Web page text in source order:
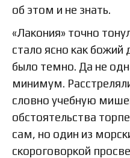
об этом и не знать.
«Лакония» точно
стало ясно как божий
было темно. Да не
минимум.
словно учебную
обстоятельства
сам, но один из
скороговоркой